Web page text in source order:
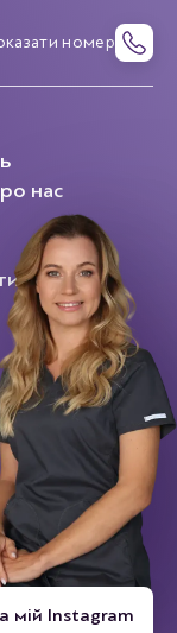
номер
нас
мій Instagram